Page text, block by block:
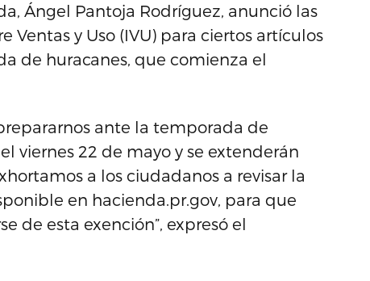
Ángel Pantoja Rodríguez, anunció las
y Uso (IVU) para ciertos artículos
de huracanes, que comienza el
ante la temporada de
viernes 22 de mayo y se extenderán
a los ciudadanos a revisar la
en hacienda.pr.gov, para que
de esta exención”, expresó el